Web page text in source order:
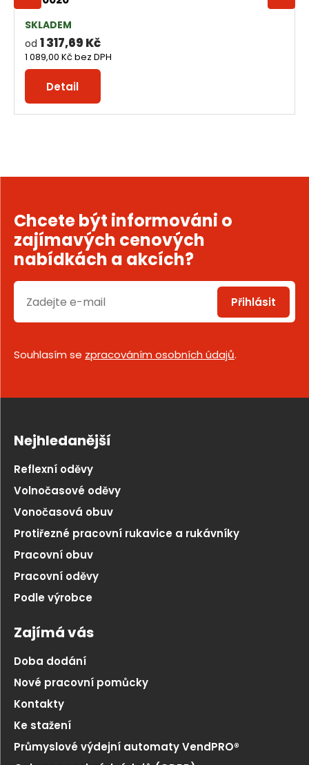
od 1 317,69 Kč
1 089,00 Kč bez DPH
SKLADEM
Detail
Chcete být informováni o
zajímavých cenových
nabídkách a akcích?
Přihlásit
Souhlasím se zpracováním osobních údajů.
Nejhledanější
Reflexní oděvy
Volnočasové oděvy
Vonočasová obuv
Protiřezné pracovní rukavice a rukávníky
Pracovní obuv
Pracovní oděvy
Podle výrobce
Zajímá vás
Doba dodání
Nové pracovní pomůcky
Kontakty
Ke stažení
Průmyslové výdejní automaty VendPRO®